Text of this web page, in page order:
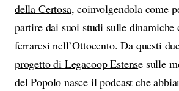
della Certosa, coinvolgendola come
partire dai suoi studi sulle dinamiche
ferraresi nell’Ottocento. Da questi
progetto di Legacoop Estense sulle
del Popolo nasce il podcast che